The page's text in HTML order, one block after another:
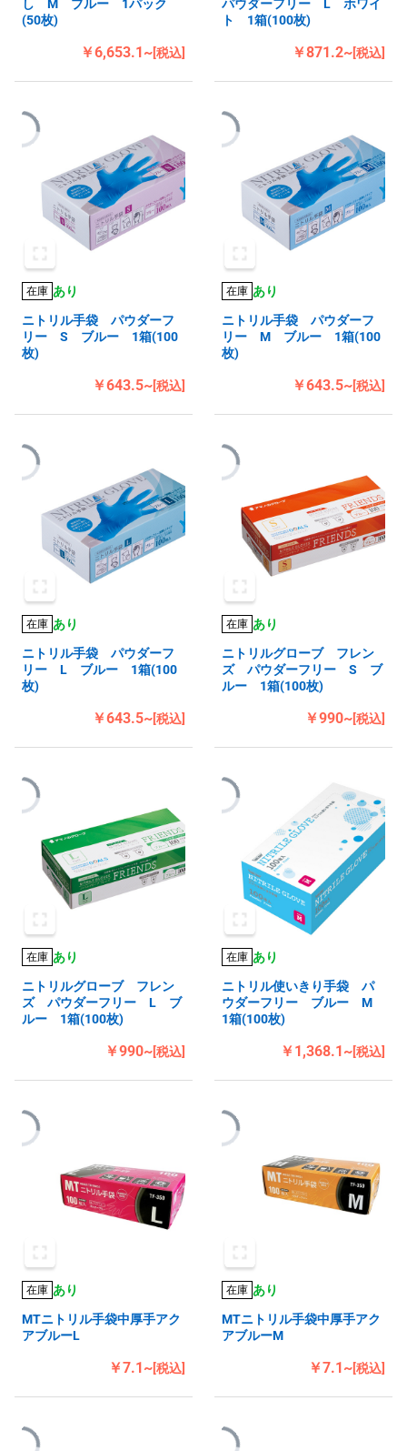
し M ブルー 1パック
(50枚)
￥6,653.1~[税込]
パウダーフリー L ホワイ
ト 1箱(100枚)
￥871.2~[税込]
在庫 あり
ニトリル手袋 パウダーフ
リー S ブルー 1箱(100
枚)
￥643.5~[税込]
在庫 あり
ニトリル手袋 パウダーフ
リー M ブルー 1箱(100
枚)
￥643.5~[税込]
在庫 あり
ニトリル手袋 パウダーフ
リー L ブルー 1箱(100
枚)
￥643.5~[税込]
在庫 あり
ニトリルグローブ フレン
ズ パウダーフリー S ブ
ルー 1箱(100枚)
￥990~[税込]
在庫 あり
ニトリルグローブ フレン
ズ パウダーフリー L ブ
ルー 1箱(100枚)
￥990~[税込]
在庫 あり
ニトリル使いきり手袋 パ
ウダーフリー ブルー M
1箱(100枚)
￥1,368.1~[税込]
在庫 あり
MTニトリル手袋中厚手アク
アブルーL
￥7.1~[税込]
在庫 あり
MTニトリル手袋中厚手アク
アブルーM
￥7.1~[税込]